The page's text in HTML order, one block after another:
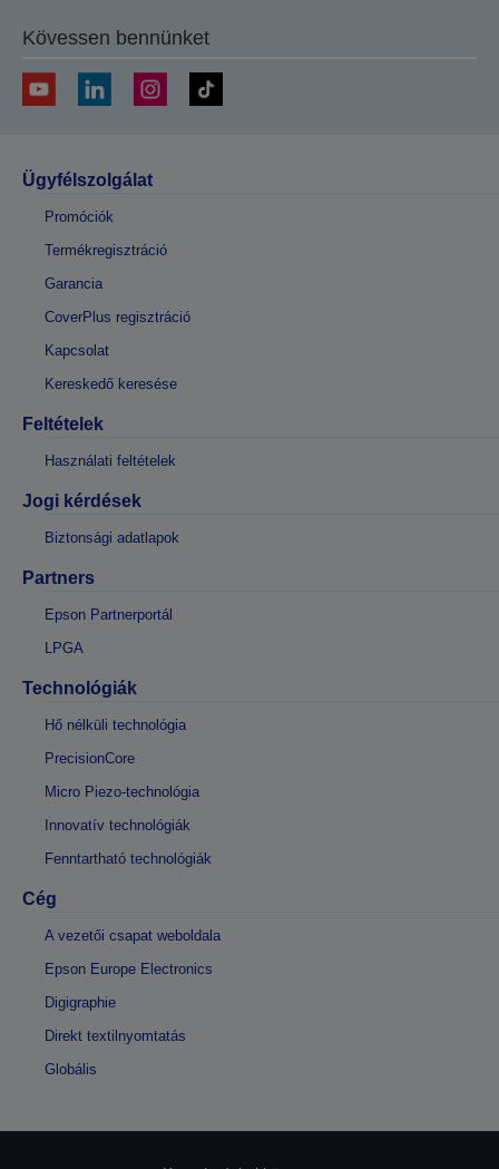
A következő néhány munkanapon belül felvesszük
Önnel a kapcsolatot.
Kövessen bennünket
Ügyfélszolgálat
Promóciók
Termékregisztráció
Garancia
CoverPlus regisztráció
Kapcsolat
Kereskedő keresése
Feltételek
Használati feltételek
Jogi kérdések
Biztonsági adatlapok
Partners
Epson Partnerportál
LPGA
Technológiák
Hő nélküli technológia
PrecisionCore
Micro Piezo-technológia
Innovatív technológiák
Fenntartható technológiák
Cég
A vezetői csapat weboldala
Epson Europe Electronics
Digigraphie
Direkt textilnyomtatás
Globális